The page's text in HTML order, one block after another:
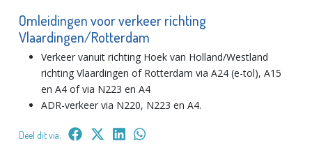
Omleidingen voor verkeer richting
Vlaardingen/Rotterdam
Verkeer vanuit richting Hoek van Holland/Westland
richting Vlaardingen of Rotterdam via A24 (e-tol), A15
en A4 of via N223 en A4
ADR-verkeer via N220, N223 en A4.
Deel dit via: